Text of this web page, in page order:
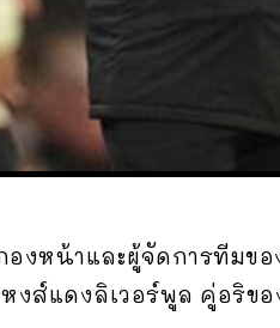
งหน้าและผู้จัดการทีมข
งส์แดงลิเวอร์พูล คู่อริข